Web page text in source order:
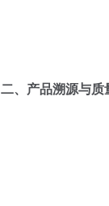
二、产品溯源与质